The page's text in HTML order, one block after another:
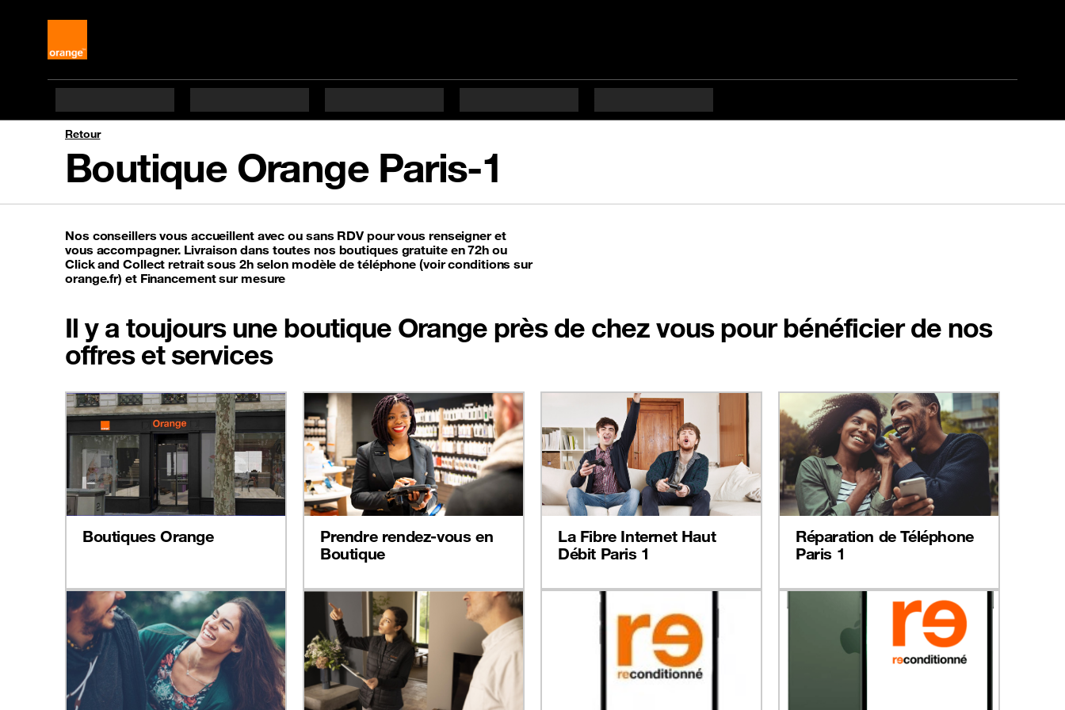
Retour
Boutique Orange Paris-1
Nos conseillers vous accueillent avec ou sans RDV pour vous renseigner et
vous accompagner. Livraison dans toutes nos boutiques gratuite en 72h ou
Click and Collect retrait sous 2h selon modèle de téléphone (voir conditions sur
orange.fr) et Financement sur mesure
Il y a toujours une boutique Orange près de chez vous pour bénéficier de nos
offres et services
Boutiques Orange
Prendre rendez-vous en
Boutique
La Fibre Internet Haut
Débit Paris 1
Réparation de Téléphone
Paris 1